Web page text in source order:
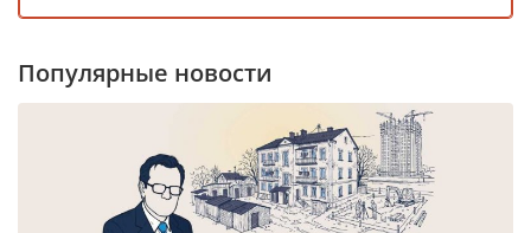
Популярные новости